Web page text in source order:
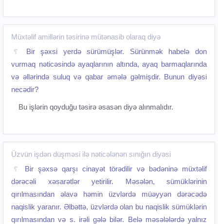
Müxtəlif amillərin təsirinə mütənasib olaraq diyə
Bir şəxsi yerdə sürümüşlər. Sürünmək habelə don
vurmaq nəticəsində ayaqlarının altında, ayaq barmaqlarında
və əllərində suluq və qabar əmələ gəlmişdir. Bunun diyəsi
necədir?
Bu işlərin qoyduğu təsirə əsasən diyə alınmalıdır.
Üzvün işdən düşməsi ilə nəticələnən sınığın diyəsi
Bir şəxsə qarşı cinayət törədilir və bədəninə müxtəlif
dərəcəli xəsarətlər yetirilir. Məsələn, sümüklərinin
qırılmasından əlavə həmin üzvlərdə müəyyən dərəcədə
naqislik yaranır. Əlbəttə, üzvlərdə olan bu naqislik sümüklərin
qırılmasından və s. irəli gələ bilər. Belə məsələlərdə yalnız